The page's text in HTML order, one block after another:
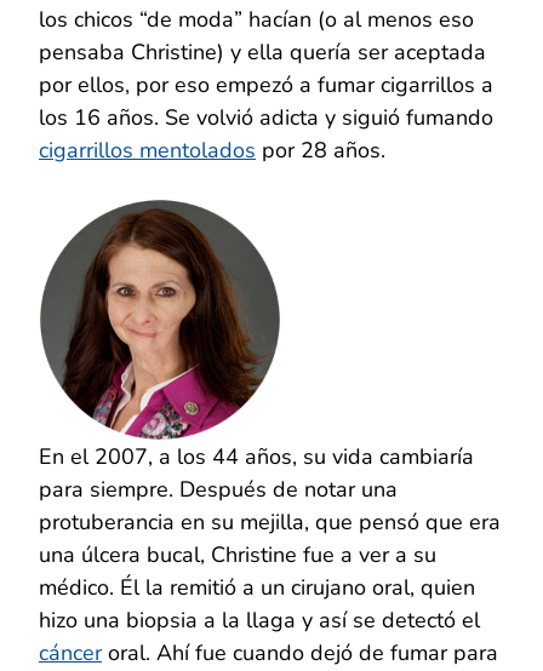
los chicos “de moda” hacían (o al menos eso
pensaba Christine) y ella quería ser aceptada
por ellos, por eso empezó a fumar cigarrillos a
los 16 años. Se volvió adicta y siguió fumando
cigarrillos mentolados por 28 años.
En el 2007, a los 44 años, su vida cambiaría
para siempre. Después de notar una
protuberancia en su mejilla, que pensó que era
una úlcera bucal, Christine fue a ver a su
médico. Él la remitió a un cirujano oral, quien
hizo una biopsia a la llaga y así se detectó el
cánceroral. Ahí fue cuando dejó de fumar para